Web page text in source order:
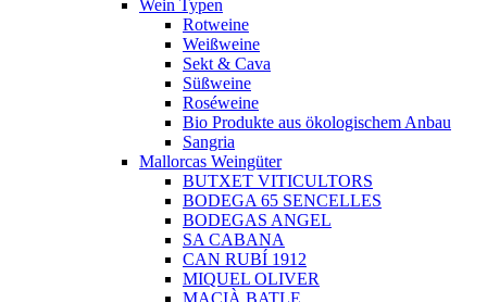
Wein Typen
Rotweine
Weißweine
Sekt & Cava
Süßweine
Roséweine
Bio Produkte aus ökologischem Anbau
Sangria
Mallorcas Weingüter
BUTXET VITICULTORS
BODEGA 65 SENCELLES
BODEGAS ANGEL
SA CABANA
CAN RUBÍ 1912
MIQUEL OLIVER
MACIÀ BATLE